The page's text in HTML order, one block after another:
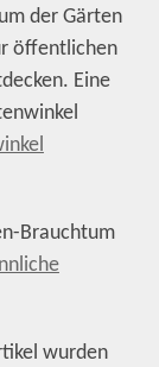
der Gärten
öffentlichen
Eine
Brauchtum
wurden